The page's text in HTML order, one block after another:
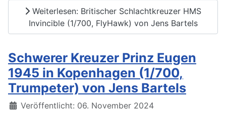
Weiterlesen: Britischer Schlachtkreuzer HMS
Invincible (1/700, FlyHawk) von Jens Bartels
Schwerer Kreuzer Prinz Eugen
1945 in Kopenhagen (1/700,
Trumpeter) von Jens Bartels
Details
Veröffentlicht: 06. November 2024